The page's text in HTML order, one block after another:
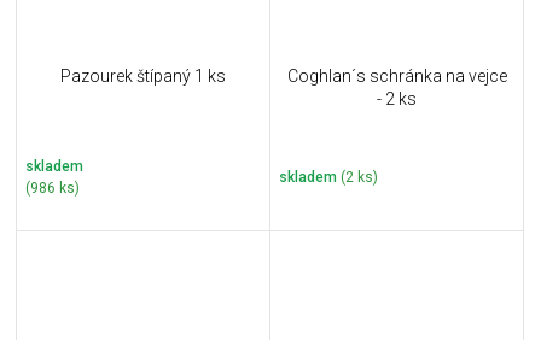
Pazourek štípaný 1 ks
skladem
(986 ks)
Coghlan´s schránka na vejce
- 2 ks
skladem (2 ks)